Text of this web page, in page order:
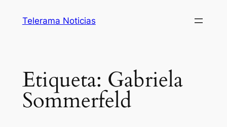
Telerama Noticias
Etiqueta: Gabriela
Sommerfeld